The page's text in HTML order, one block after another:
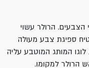
הצבעים. הרולר עשוי
ספיגת צבע מעולה
המותג המוטבע עליה
הרולר למקומו.